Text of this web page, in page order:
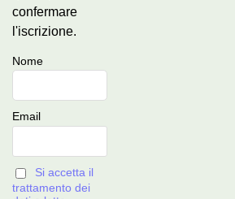
confermare
l'iscrizione.
Nome
Email
Si accetta il
trattamento dei